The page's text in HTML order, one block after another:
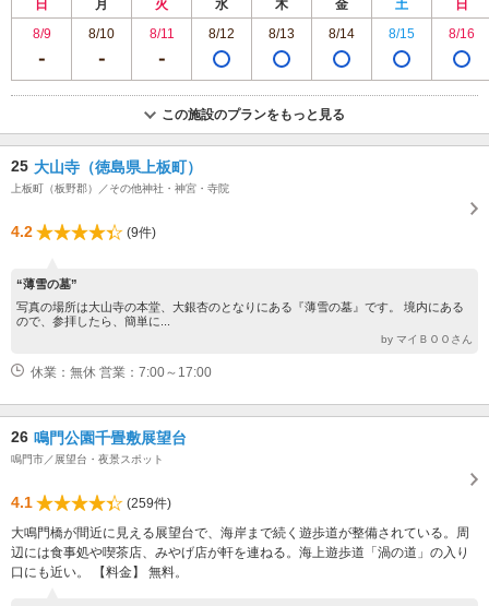
日 月 火 水 木 金 土
日
8/9
8/10 8/11 8/12 8/13 8/14 8/15 8/16
この施設のプランをもっと見る
25 大山寺（徳島県上板町）
上板町（板野郡）／その他神社・神宮・寺院
4.2 (9件)
“薄雪の墓”
写真の場所は大山寺の本堂、大銀杏のとなりにある『薄雪の墓』です。 境内にある
ので、参拝したら、簡単に...
by マイＢＯＯさん
休業：無休 営業：7:00～17:00
26 鳴門公園千畳敷展望台
鳴門市／展望台・夜景スポット
4.1
(259件)
大鳴門橋が間近に見える展望台で、海岸まで続く遊歩道が整備されている。周
辺には食事処や喫茶店、みやげ店が軒を連ねる。海上遊歩道「渦の道」の入り
口にも近い。 【料金】 無料。